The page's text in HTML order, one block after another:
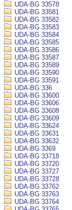
UDA-BG 33578
UDA-BG 33581
UDA-BG 33582
UDA-BG 33583
UDA-BG 33584
UDA-BG 33585
UDA-BG 33586
UDA-BG 33587
UDA-BG 33589
UDA-BG 33590
UDA-BG 33591
UDA-BG 336
UDA-BG 33600
UDA-BG 33606
UDA-BG 33608
UDA-BG 33609
UDA-BG 33624
UDA-BG 33631
UDA-BG 33632
UDA-BG 3369
UDA-BG 33718
UDA-BG 33720
UDA-BG 33727
UDA-BG 33728
UDA-BG 33762
UDA-BG 33763
UDA-BG 33764